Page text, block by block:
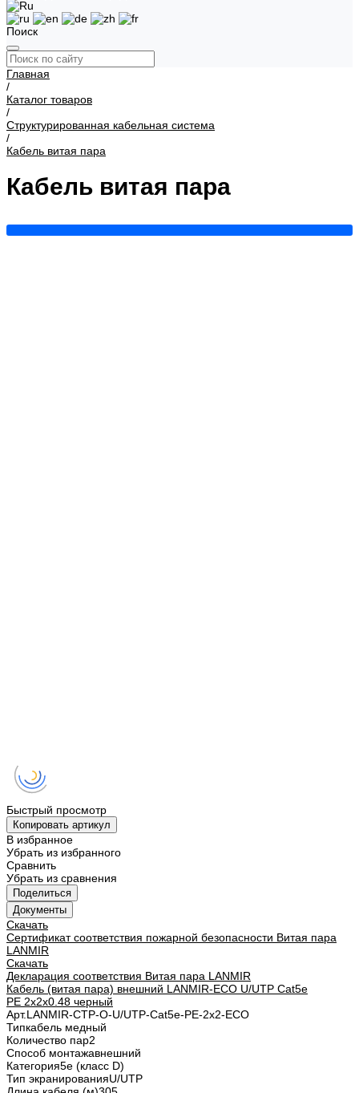
Поиск
Главная
/
Каталог товаров
/
Структурированная кабельная система
/
Кабель витая пара
Кабель витая пара
Быстрый просмотр
Копировать артикул
В избранное
Убрать из избранного
Сравнить
Убрать из сравнения
Поделиться
Документы
Скачать
Сертификат соответствия пожарной безопасности Витая пара
LANMIR
Скачать
Декларация соответствия Витая пара LANMIR
Кабель (витая пара) внешний LANMIR-ECO U/UTP Cat5e
PE 2х2х0.48 черный
Арт.LANMIR-CTP-O-U/UTP-Cat5e-PE-2x2-ECO
Типкабель медный
Количество пар2
Способ монтажавнешний
Категория5e (класс D)
Тип экранированияU/UTP